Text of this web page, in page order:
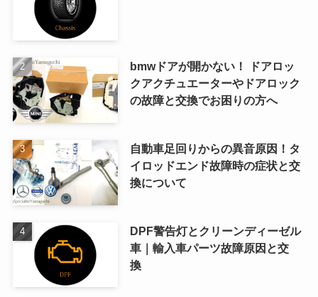
bmwドアが開かない！ ドアロッ
クアクチュエーターやドアロック
の故障と交換でお困りの方へ
自動車足回りからの異音原因！タ
イロッドエンド故障時の症状と交
換について
DPF警告灯とクリーンディーゼル
車｜輸入車パーツ故障原因と交
換